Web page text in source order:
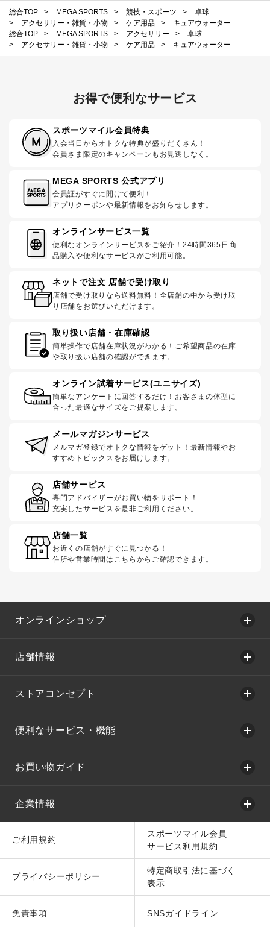
総合TOP > MEGA SPORTS > 競技・スポーツ >
卓球
>
アクセサリー・雑貨・小物 > ケア用品 >
キュアウォーター
総合TOP
> MEGA SPORTS > アクセサリー >
卓球
>
アクセサリー・雑貨・小物 > ケア用品 > キュアウォーター
お得で便利なサービス
スポーツマイル会員特典
入会当日からオトクな特典が盛りだくさん！
会員さま限定のキャンペーンもお見逃しなく。
MEGA SPORTS 公式アプリ
会員証がすぐに開けて便利！
アプリクーポンや最新情報をお知らせします。
オンラインサービス一覧
便利なオンラインサービスをご紹介！24時間365日商
品購入や便利なサービスがご利用可能。
ネットで注文 店舗で受け取り
店舗で受け取りなら送料無料！全店舗の中から受け取
り店舗をお選びいただけます。
取り扱い店舗・在庫確認
簡単操作で店舗在庫状況がわかる！ご希望商品の在庫
や取り扱い店舗の確認ができます。
オンライン試着サービス(ユニサイズ)
簡単なアンケートに回答するだけ！お客さまの体型に
合った最適なサイズをご提案します。
メールマガジンサービス
メルマガ登録でオトクな情報をゲット！最新情報やお
すすめトピックスをお届けします。
店舗サービス
専門アドバイザーがお買い物をサポート！
充実したサービスを是非ご利用ください。
店舗一覧
お近くの店舗がすぐに見つかる！
住所や営業時間はこちらからご確認できます。
オンラインショップ
店舗情報
ストアコンセプト
便利なサービス・機能
お買い物ガイド
企業情報
ご利用規約
スポーツマイル会員
サービス利用規約
プライバシーポリシー
特定商取引法に基づく
表示
免責事項 SNSガイドライン